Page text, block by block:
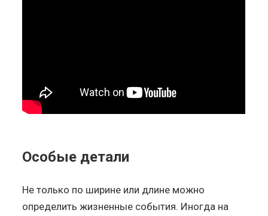
Особые детали
Не только по ширине или длине можно
определить жизненные события. Иногда на